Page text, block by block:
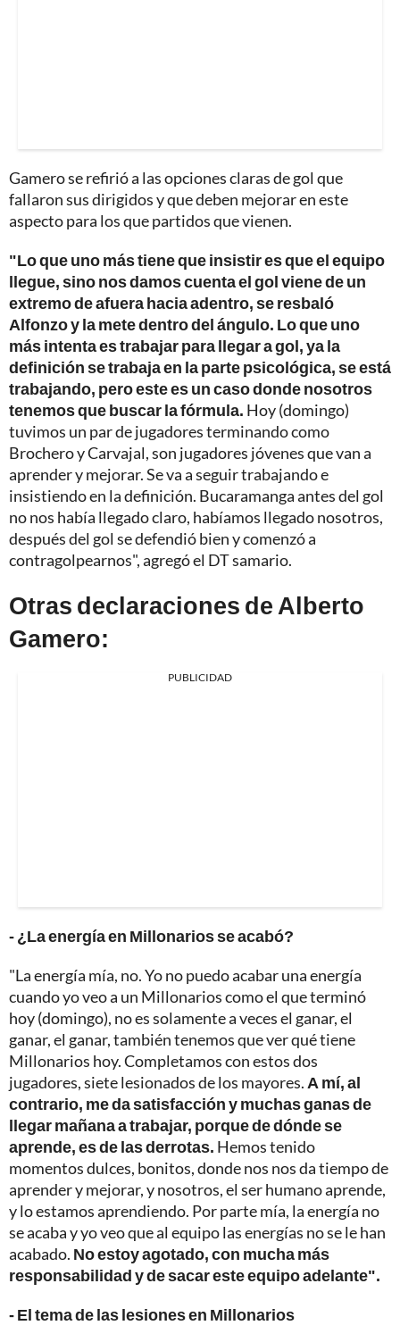
Gamero se refirió a las opciones claras de gol que
fallaron sus dirigidos y que deben mejorar en este
aspecto para los que partidos que vienen.
"Lo que uno más tiene que insistir es que el equipo
llegue, sino nos damos cuenta el gol viene de un
extremo de afuera hacia adentro, se resbaló
Alfonzo y la mete dentro del ángulo. Lo que uno
más intenta es trabajar para llegar a gol, ya la
definición se trabaja en la parte psicológica, se está
trabajando, pero este es un caso donde nosotros
tenemos que buscar la fórmula. Hoy (domingo)
tuvimos un par de jugadores terminando como
Brochero y Carvajal, son jugadores jóvenes que van a
aprender y mejorar. Se va a seguir trabajando e
insistiendo en la definición. Bucaramanga antes del gol
no nos había llegado claro, habíamos llegado nosotros,
después del gol se defendió bien y comenzó a
contragolpearnos", agregó el DT samario.
Otras declaraciones de Alberto
Gamero:
PUBLICIDAD
- ¿La energía en Millonarios se acabó?
"La energía mía, no. Yo no puedo acabar una energía
cuando yo veo a un Millonarios como el que terminó
hoy (domingo), no es solamente a veces el ganar, el
ganar, el ganar, también tenemos que ver qué tiene
Millonarios hoy. Completamos con estos dos
jugadores, siete lesionados de los mayores. A mí, al
contrario, me da satisfacción y muchas ganas de
llegar mañana a trabajar, porque de dónde se
aprende, es de las derrotas. Hemos tenido
momentos dulces, bonitos, donde nos nos da tiempo de
aprender y mejorar, y nosotros, el ser humano aprende,
y lo estamos aprendiendo. Por parte mía, la energía no
se acaba y yo veo que al equipo las energías no se le han
acabado. No estoy agotado, con mucha más
responsabilidad y de sacar este equipo adelante".
- El tema de las lesiones en Millonarios